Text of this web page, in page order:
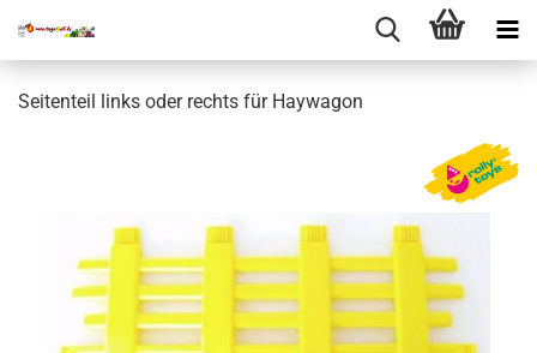
Seitenteil links oder rechts für Haywagon